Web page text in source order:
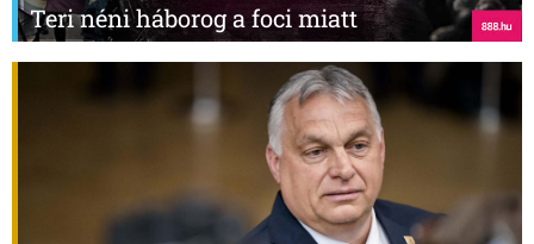
Teri néni háborog a foci miatt